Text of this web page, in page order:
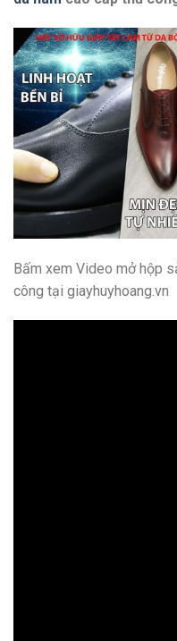
Bấm xem Video mở hộp
công tại giayhuyhoang.vn